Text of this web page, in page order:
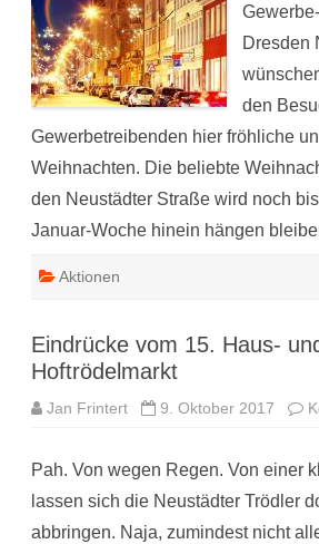
Dresden
den
Gewerbetreibenden hier fröhliche
Weihnachten. Die beliebte
den Neustädter Straße wird noch
Januar-Woche hinein hängen
Aktionen
Eindrücke vom 15. Haus-
Hoftrödelmarkt
Jan Frintert 9. Oktober 2017
Pah. Von wegen Regen. Von einer
lassen sich die Neustädter Trödler
abbringen. Naja, zumindest nicht